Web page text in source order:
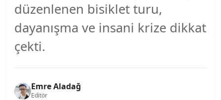
düzenlenen bisiklet turu,
dayanışma ve insani krize dikkat
çekti.
Emre Aladağ
Editör